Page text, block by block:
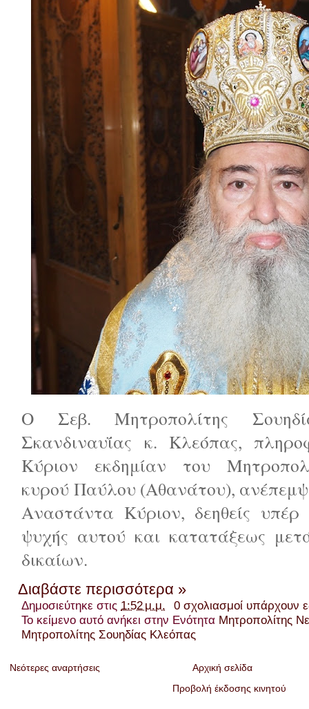
Ο Σεβ. Μητροπολίτης
Σκανδιναυΐας κ. Κλεόπας,
Κύριον εκδημίαν του
κυρού Παύλου (Αθανάτου),
Αναστάντα Κύριον, δεηθείς
ψυχής αυτού και κατατάξεως
δικαίων.
Διαβάστε περισσότερα »
Δημοσιεύτηκε στις 1:52 μ.μ.
0 σχολιασμοί υπάρχουν
Το κείμενο αυτό ανήκει στην Ενότητα Μητροπολίτης
Μητροπολίτης Σουηδίας Κλεόπας
Νεότερες αναρτήσεις
Αρχική σελίδα
Προβολή έκδοσης κινητού